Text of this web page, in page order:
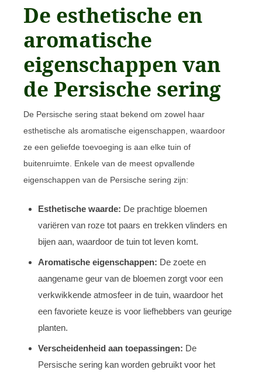
De esthetische en
aromatische
eigenschappen van
de Persische sering
De Persische sering staat bekend om zowel haar
esthetische als aromatische eigenschappen, waardoor
ze een geliefde toevoeging is aan elke tuin of
buitenruimte. Enkele van de meest opvallende
eigenschappen van de Persische sering zijn:
Esthetische waarde: De prachtige bloemen
variëren van roze tot paars en trekken vlinders en
bijen aan, waardoor de tuin tot leven komt.
Aromatische eigenschappen: De zoete en
aangename geur van de bloemen zorgt voor een
verkwikkende atmosfeer in de tuin, waardoor het
een favoriete keuze is voor liefhebbers van geurige
planten.
Verscheidenheid aan toepassingen: De
Persische sering kan worden gebruikt voor het